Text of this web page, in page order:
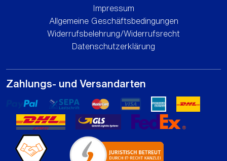
Impressum
Allgemeine Geschäftsbedingungen
Widerrufsbelehrung/Widerrufsrecht
Datenschutzerklärung
Zahlungs- und Versandarten